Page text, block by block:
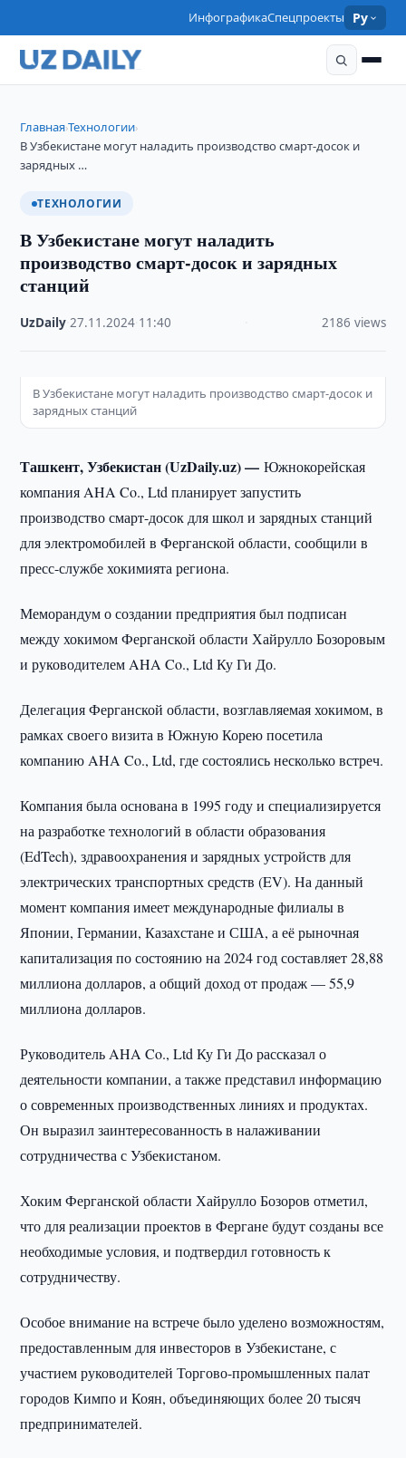
ИнфографикаСпецпроекты Ру
Главная›Технологии›
В Узбекистане могут наладить производство смарт-досок и
зарядных …
ТЕХНОЛОГИИ
В Узбекистане могут наладить
производство смарт-досок и зарядных
станций
UzDaily ·27.11.2024 11:40 2186 views
В Узбекистане могут наладить производство смарт-досок и
зарядных станций
Ташкент, Узбекистан (UzDaily.uz) —Южнокорейская
компания AHA Co., Ltd планирует запустить
производство смарт-досок для школ и зарядных станций
для электромобилей в Ферганской области, сообщили в
пресс-службе хокимията региона.
Меморандум о создании предприятия был подписан
между хокимом Ферганской области Хайрулло Бозоровым
и руководителем AHA Co., Ltd Ку Ги До.
Делегация Ферганской области, возглавляемая хокимом, в
рамках своего визита в Южную Корею посетила
компанию AHA Co., Ltd, где состоялись несколько встреч.
Компания была основана в 1995 году и специализируется
на разработке технологий в области образования
(EdTech), здравоохранения и зарядных устройств для
электрических транспортных средств (EV). На данный
момент компания имеет международные филиалы в
Японии, Германии, Казахстане и США, а её рыночная
капитализация по состоянию на 2024 год составляет 28,88
миллиона долларов, а общий доход от продаж — 55,9
миллиона долларов.
Руководитель AHA Co., Ltd Ку Ги До рассказал о
деятельности компании, а также представил информацию
о современных производственных линиях и продуктах.
Он выразил заинтересованность в налаживании
сотрудничества с Узбекистаном.
Хоким Ферганской области Хайрулло Бозоров отметил,
что для реализации проектов в Фергане будут созданы все
необходимые условия, и подтвердил готовность к
сотрудничеству.
Особое внимание на встрече было уделено возможностям,
предоставленным для инвесторов в Узбекистане, с
участием руководителей Торгово-промышленных палат
городов Кимпо и Коян, объединяющих более 20 тысяч
предпринимателей.